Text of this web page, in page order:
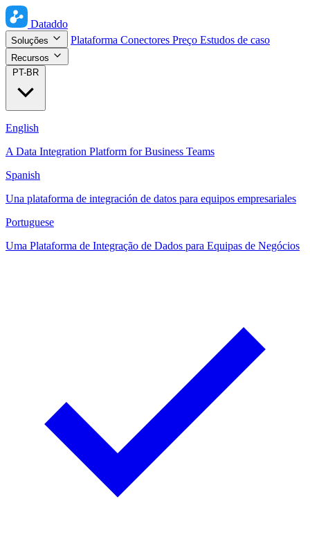
Dataddo
Soluções Plataforma Conectores Preço Estudos de caso
Recursos
PT-BR
English
A Data Integration Platform for Business Teams
Spanish
Una plataforma de integración de datos para equipos empresariales
Portuguese
Uma Plataforma de Integração de Dados para Equipas de Negócios